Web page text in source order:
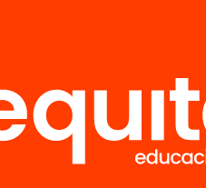
Elige
Recibe